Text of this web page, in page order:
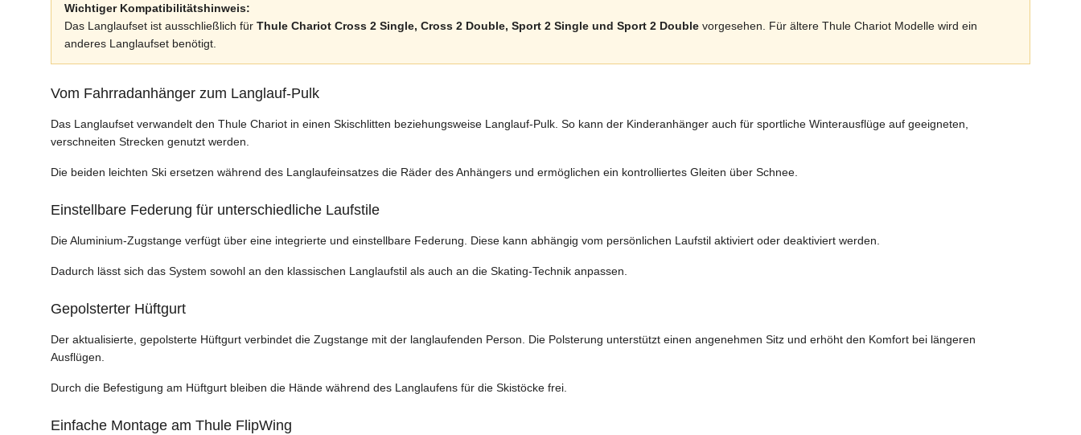
Wichtiger Kompatibilitätshinweis:
Das Langlaufset ist ausschließlich für Thule Chariot Cross 2 Single, Cross 2 Double, Sport 2 Single und Sport 2 Double vorgesehen. Für ältere Thule Chariot Modelle wird ein
anderes Langlaufset benötigt.
Vom Fahrradanhänger zum Langlauf-Pulk
Das Langlaufset verwandelt den Thule Chariot in einen Skischlitten beziehungsweise Langlauf-Pulk. So kann der Kinderanhänger auch für sportliche Winterausflüge auf geeigneten,
verschneiten Strecken genutzt werden.
Die beiden leichten Ski ersetzen während des Langlaufeinsatzes die Räder des Anhängers und ermöglichen ein kontrolliertes Gleiten über Schnee.
Einstellbare Federung für unterschiedliche Laufstile
Die Aluminium-Zugstange verfügt über eine integrierte und einstellbare Federung. Diese kann abhängig vom persönlichen Laufstil aktiviert oder deaktiviert werden.
Dadurch lässt sich das System sowohl an den klassischen Langlaufstil als auch an die Skating-Technik anpassen.
Gepolsterter Hüftgurt
Der aktualisierte, gepolsterte Hüftgurt verbindet die Zugstange mit der langlaufenden Person. Die Polsterung unterstützt einen angenehmen Sitz und erhöht den Komfort bei längeren
Ausflügen.
Durch die Befestigung am Hüftgurt bleiben die Hände während des Langlaufens für die Skistöcke frei.
Einfache Montage am Thule FlipWing